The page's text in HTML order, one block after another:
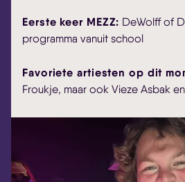
Skip
Eerste keer MEZZ: DeWolff of
programma vanuit school
Favoriete artiesten op dit
Froukje, maar ook Vieze Asbak